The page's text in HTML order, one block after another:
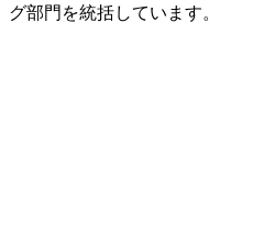
グ部門を統括しています。